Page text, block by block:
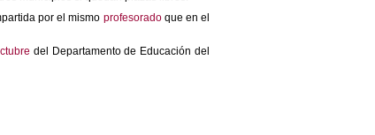
por el mismo profesoradoque en el
del Departamento de Educación del